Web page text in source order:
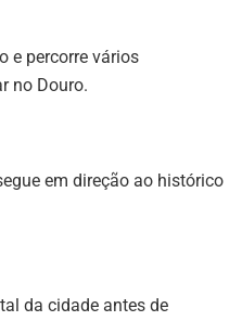
e percorre vários
no Douro.
em direção ao histórico
da cidade antes de